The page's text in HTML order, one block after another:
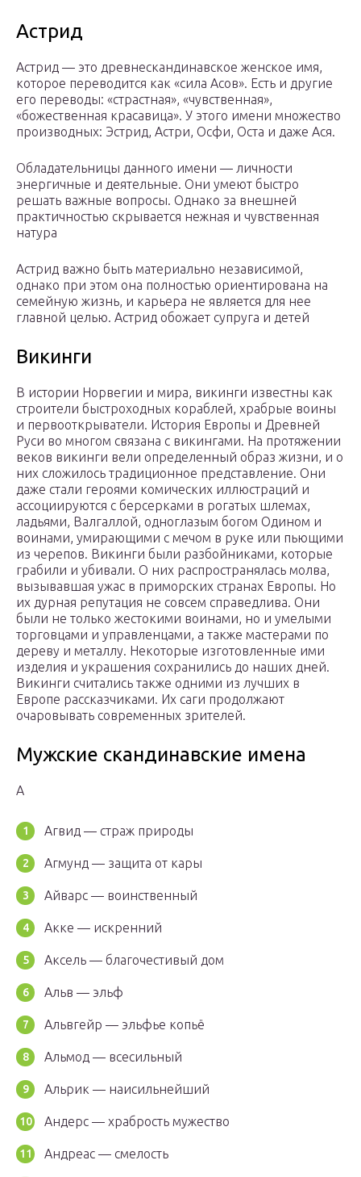
Астрид
Астрид — это древнескандинавское женское имя,
которое переводится как «сила Асов». Есть и другие
его переводы: «страстная», «чувственная»,
«божественная красавица». У этого имени множество
производных: Эстрид, Астри, Осфи, Оста и даже Ася.
Обладательницы данного имени — личности
энергичные и деятельные. Они умеют быстро
решать важные вопросы. Однако за внешней
практичностью скрывается нежная и чувственная
натура
Астрид важно быть материально независимой,
однако при этом она полностью ориентирована на
семейную жизнь, и карьера не является для нее
главной целью. Астрид обожает супруга и детей
Викинги
В истории Норвегии и мира, викинги известны как
строители быстроходных кораблей, храбрые воины
и первооткрыватели. История Европы и Древней
Руси во многом связана с викингами. На протяжении
веков викинги вели определенный образ жизни, и о
них сложилось традиционное представление. Они
даже стали героями комических иллюстраций и
ассоциируются с берсерками в рогатых шлемах,
ладьями, Валгаллой, одноглазым богом Одином и
воинами, умирающими с мечом в руке или пьющими
из черепов. Викинги были разбойниками, которые
грабили и убивали. О них распространялась молва,
вызывавшая ужас в приморских странах Европы. Но
их дурная репутация не совсем справедлива. Они
были не только жестокими воинами, но и умелыми
торговцами и управленцами, а также мастерами по
дереву и металлу. Некоторые изготовленные ими
изделия и украшения сохранились до наших дней.
Викинги считались также одними из лучших в
Европе рассказчиками. Их саги продолжают
очаровывать современных зрителей.
Мужские скандинавские имена
А
Агвид — страж природы
Агмунд — защита от кары
Айварс — воинственный
Акке — искренний
Аксель — благочестивый дом
Альв — эльф
Альвгейр — эльфье копьё
Альмод — всесильный
Альрик — наисильнейший
Андерс — храбрость мужество
Андреас — смелость